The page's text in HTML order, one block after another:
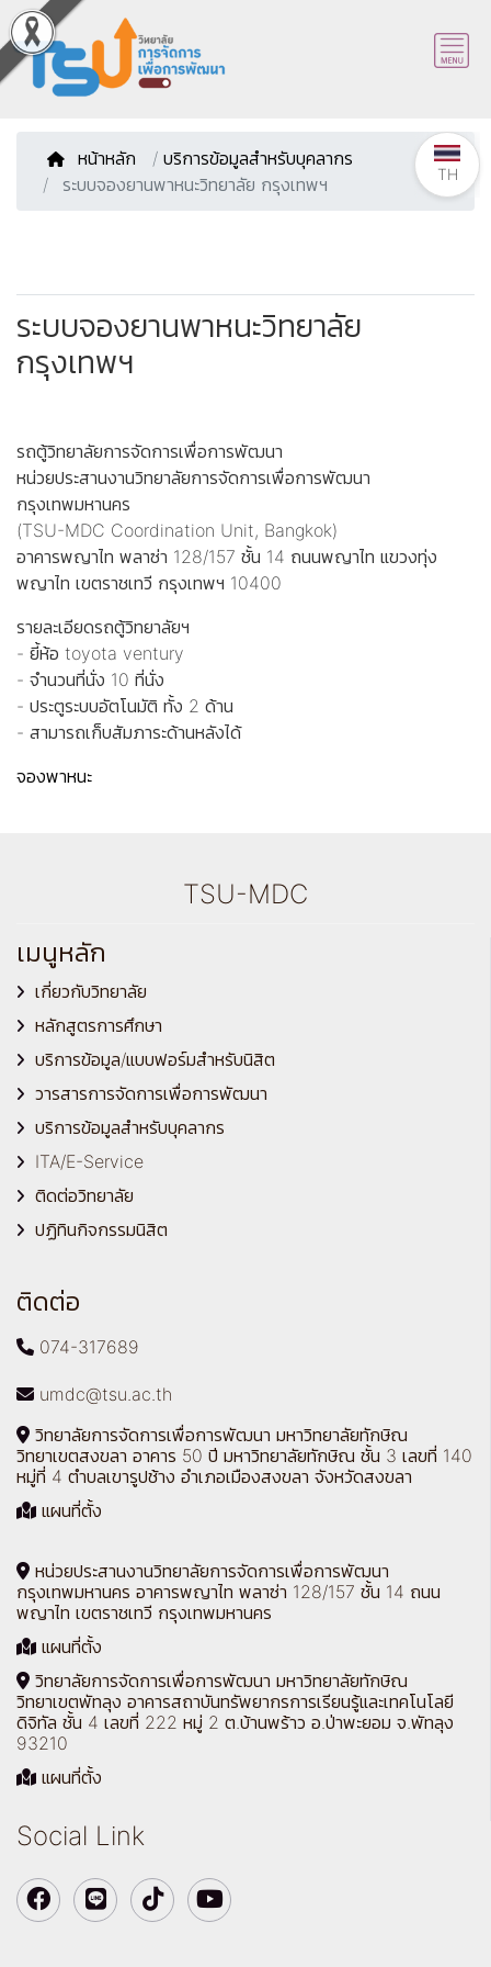
หน้าหลัก / บริการข้อมูลสำหรับบุคลากร
ระบบจองยานพาหนะวิทยาลัย กรุงเทพฯ
ระบบจองยานพาหนะวิทยาลัย
กรุงเทพฯ
รถตู้วิทยาลัยการจัดการเพื่อการพัฒนา
หน่วยประสานงานวิทยาลัยการจัดการเพื่อการพัฒนา
กรุงเทพมหานคร
(TSU-MDC Coordination Unit, Bangkok)
อาคารพญาไท พลาซ่า 128/157 ชั้น 14 ถนนพญาไท แขวงทุ่ง
พญาไท เขตราชเทวี กรุงเทพฯ 10400
รายละเอียดรถตู้วิทยาลัยฯ
- ยี้ห้อ toyota ventury
- จำนวนที่นั่ง 10 ที่นั่ง
- ประตูระบบอัตโนมัติ ทั้ง 2 ด้าน
- สามารถเก็บสัมภาระด้านหลังได้
จองพาหนะ
TSU-MDC
เมนูหลัก
เกี่ยวกับวิทยาลัย
หลักสูตรการศึกษา
บริการข้อมูล/แบบฟอร์มสำหรับนิสิต
วารสารการจัดการเพื่อการพัฒนา
บริการข้อมูลสำหรับบุคลากร
ITA/E-Service
ติดต่อวิทยาลัย
ปฏิทินกิจกรรมนิสิต
ติดต่อ
074-317689
umdc@tsu.ac.th
วิทยาลัยการจัดการเพื่อการพัฒนา มหาวิทยาลัยทักษิณ
วิทยาเขตสงขลา อาคาร 50 ปี มหาวิทยาลัยทักษิณ ชั้น 3 เลขที่ 140
หมู่ที่ 4 ตำบลเขารูปช้าง อำเภอเมืองสงขลา จังหวัดสงขลา
แผนที่ตั้ง
หน่วยประสานงานวิทยาลัยการจัดการเพื่อการพัฒนา
กรุงเทพมหานคร อาคารพญาไท พลาซ่า 128/157 ชั้น 14 ถนน
พญาไท เขตราชเทวี กรุงเทพมหานคร
แผนที่ตั้ง
วิทยาลัยการจัดการเพื่อการพัฒนา มหาวิทยาลัยทักษิณ
วิทยาเขตพัทลุง อาคารสถาบันทรัพยากรการเรียนรู้และเทคโนโลยี
ดิจิทัล ชั้น 4 เลขที่ 222 หมู่ 2 ต.บ้านพร้าว อ.ป่าพะยอม จ.พัทลุง
93210
แผนที่ตั้ง
Social Link
TH